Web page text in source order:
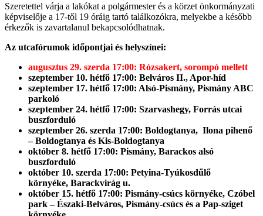
Szeretettel várja a lakókat a polgármester és a körzet önkormányzati
képviselője a 17-től 19 óráig tartó találkozókra, melyekbe a később
érkezők is zavartalanul bekapcsolódhatnak.
Az utcafórumok időpontjai és helyszínei:
augusztus 29. szerda 17:00: Rózsakert, sorompó mellett
szeptember 10. hétfő 17:00: Belváros II., Apor-híd
szeptember 17. hétfő 17:00: Alsó-Pismány, Pismány ABC
parkoló
szeptember 24. hétfő 17:00: Szarvashegy, Forrás utcai
buszforduló
szeptember 26. szerda 17:00: Boldogtanya, Ilona pihenő
– Boldogtanya és Kis-Boldogtanya
október 8. hétfő 17:00: Pismány, Barackos alsó
buszforduló
október 10. szerda 17:00: Petyina-Tyúkosdűlő
környéke, Barackvirág u.
október 15. hétfő 17:00: Pismány-csúcs környéke, Czóbel
park – Északi-Belváros, Pismány-csúcs és a Pap-sziget